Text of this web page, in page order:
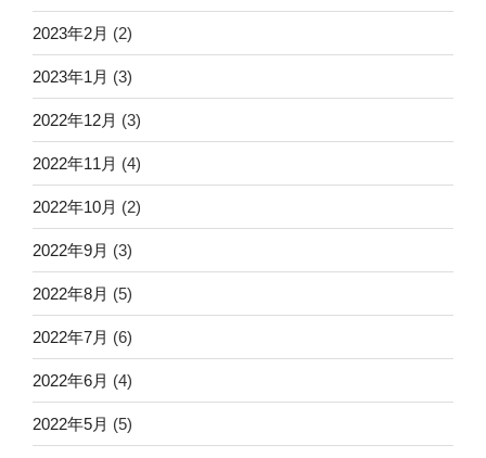
2023年2月 (2)
2023年1月 (3)
2022年12月 (3)
2022年11月 (4)
2022年10月 (2)
2022年9月 (3)
2022年8月 (5)
2022年7月 (6)
2022年6月 (4)
2022年5月 (5)